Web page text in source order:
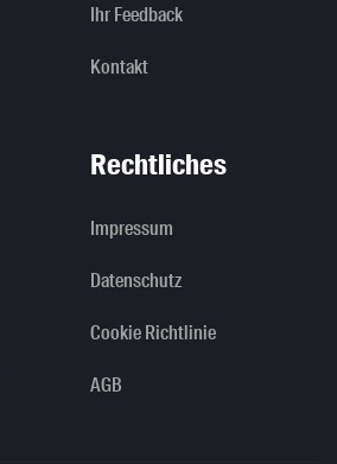
Ihr Feedback
Kontakt
Rechtliches
Impressum
Datenschutz
Cookie Richtlinie
AGB